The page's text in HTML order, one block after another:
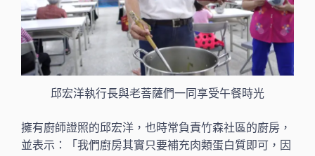
邱宏洋執行長與老菩薩們一同享受午餐時光
擁有廚師證照的邱宏洋，也時常負責竹森社區的廚房，
並表示：「我們廚房其實只要補充肉類蛋白質即可，因